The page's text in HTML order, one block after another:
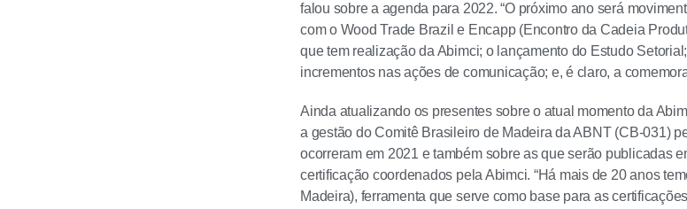
falou sobre a agenda para 2022. “O próximo ano será
com o Wood Trade Brazil e Encapp (Encontro da Cadeia
que tem realização da Abimci; o lançamento do Estudo
incrementos nas ações de comunicação; e, é claro, a
Ainda atualizando os presentes sobre o atual momento da
a gestão do Comitê Brasileiro de Madeira da ABNT (CB-031)
ocorreram em 2021 e também sobre as que serão publicadas
certificação coordenados pela Abimci. “Há mais de 20 anos
Madeira), ferramenta que serve como base para as